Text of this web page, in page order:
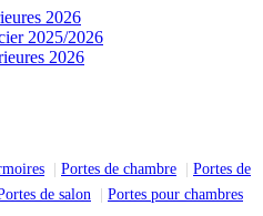
2026
2025/2026
2026
Portes de chambre
Portes de
de salon
Portes pour chambres